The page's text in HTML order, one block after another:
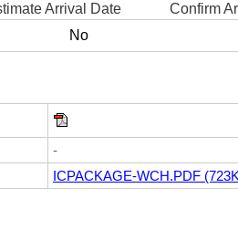
Arrival Date
Confirm
No
-
ICPACKAGE-WCH.PDF